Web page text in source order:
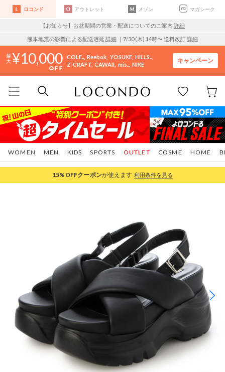
ロコンド アウトレット メゾン マガシーク
【お知らせ】お盆期間の営業・配送についてのご案内 詳細
熊本地震の影響による配送遅延 詳細 ｜7/30 (木) 14時〜 送料改訂詳細
10,000 COLE.. Reebok YOSUKE HILLS..
Z-CRAFT CAWAII mis.. NIKE
キャンペーン
WOMEN MEN KIDS SPORTS COSME HOME
OUTLET
15%OFFクーポンが使えます 利用条件を見る